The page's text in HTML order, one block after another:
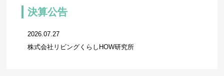
決算公告
2026.07.27
株式会社リビングくらしHOW研究所